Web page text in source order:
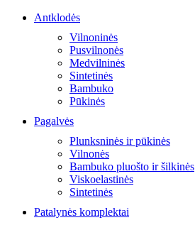
Antklodės
Vilnoninės
Pusvilnonės
Medvilninės
Sintetinės
Bambuko
Pūkinės
Pagalvės
Plunksninės ir pūkinės
Vilnonės
Bambuko pluošto ir šilkinės
Viskoelastinės
Sintetinės
Patalynės komplektai